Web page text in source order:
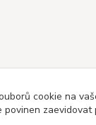
cookie na